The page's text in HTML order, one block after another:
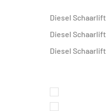
Diesel
Diesel
Diesel